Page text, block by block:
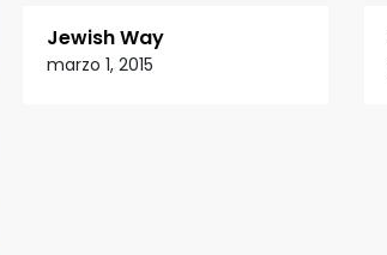
Jewish Way
marzo 1, 2015